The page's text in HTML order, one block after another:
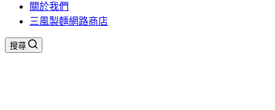
關於我們
三風製麵網路商店
搜尋